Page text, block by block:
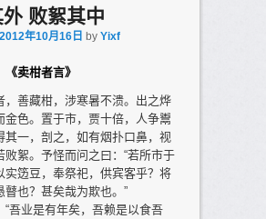
败絮其中
2012年10月16日 by Yixf
《卖柑者言》
，善藏柑，涉寒暑不溃。出之烨
金色。置于市，贾十倍，人争鬻
其一，剖之，如有烟扑口鼻，视
败絮。予怪而问之曰：“若所市于
实笾豆，奉祭祀，供宾客乎？将
瞽也？甚矣哉为欺也。”
“吾业是有年矣，吾赖是以食吾